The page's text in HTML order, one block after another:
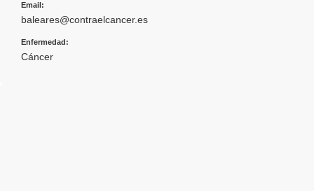
Email:
baleares@contraelcancer.es
Enfermedad:
Cáncer